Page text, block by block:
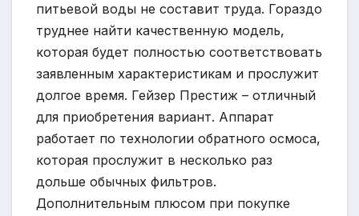
питьевой воды не составит труда. Гораздо
труднее найти качественную модель,
которая будет полностью соответствовать
заявленным характеристикам и прослужит
долгое время. Гейзер Престиж – отличный
для приобретения вариант. Аппарат
работает по технологии обратного осмоса,
которая прослужит в несколько раз
дольше обычных фильтров.
Дополнительным плюсом при покупке